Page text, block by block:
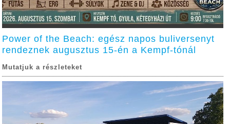
Power of the Beach: egész napos buliversenyt
rendeznek augusztus 15-én a Kempf-tónál
Mutatjuk a részleteket